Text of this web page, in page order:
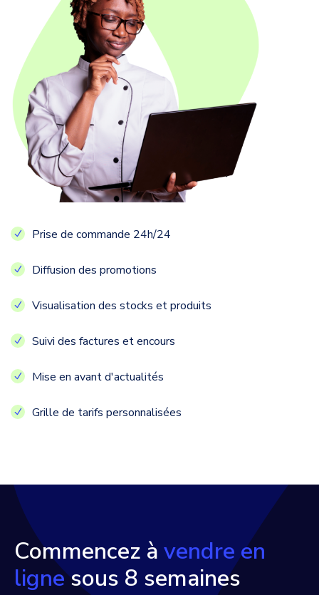
Prise de commande 24h/24
Diffusion des promotions
Visualisation des stocks et produits
Suivi des factures et encours
Mise en avant d'actualités
Grille de tarifs personnalisées
Commencez à vendre en
lignesous 8 semaines